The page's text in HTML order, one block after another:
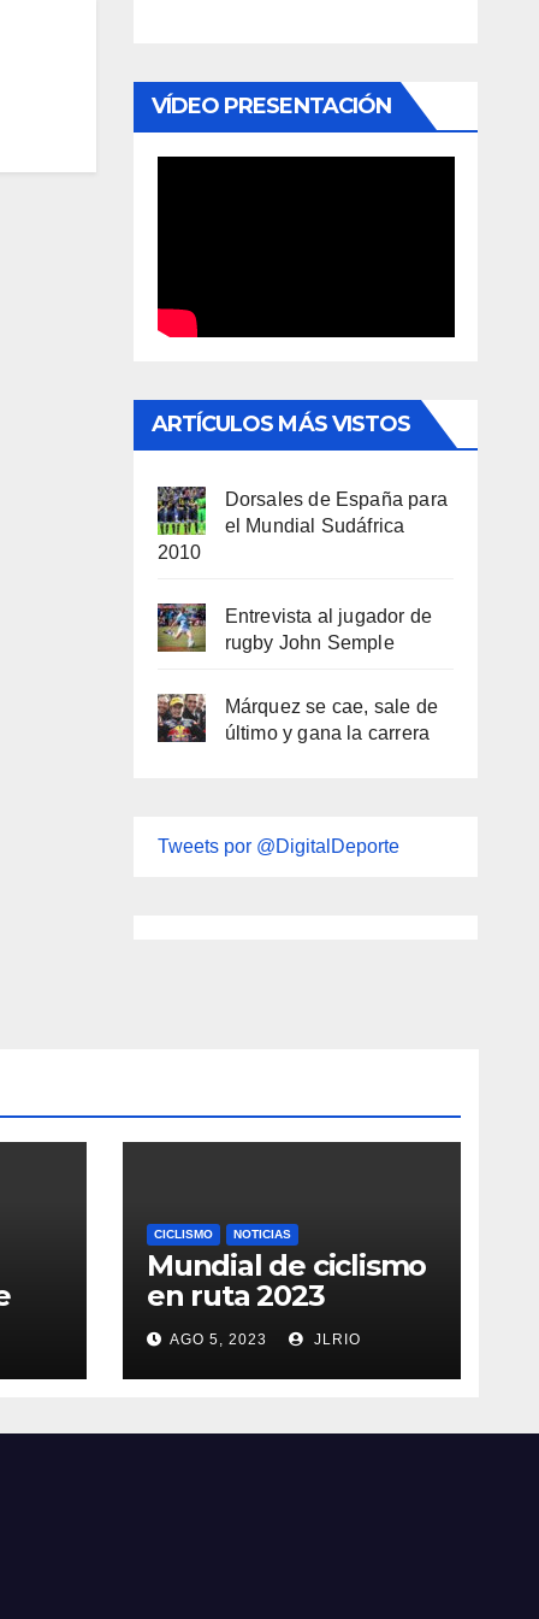
VÍDEO PRESENTACIÓN
ARTÍCULOS MÁS VISTOS
Dorsales de España para
el Mundial Sudáfrica
2010
Entrevista al jugador de
rugby John Semple
Márquez se cae, sale de
último y gana la carrera
Tweets por @DigitalDeporte
CICLISMO NOTICIAS
Mundial de ciclismo
en ruta 2023
AGO 5, 2023 JLRIO